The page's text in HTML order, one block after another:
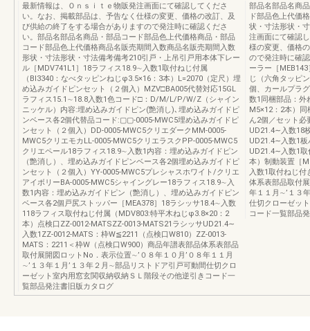
最新情報は、Ｏｎｓｉｔｅ物販発注画面にて確認してくださ
い。なお、掲載部品は、予告なく仕様の変更、価格の改訂、及
び供給の終了をする場合がありますので発注時に確認くださ
い。部品名部品名商品・部品コード部品色上代価格商品・部品
コード部品色上代価格商品名販売期間入数商品名販売期間入数
形状・寸法形状・寸法備考備考210引戸・上吊引戸用本体下レー
ル［MDV741L1］18ラフィス18.9∼入数1取付ねじ付属
（BI3340：なべタッピンねじφ3.5×16：3本）L=2070（定尺）埋
め込みガイドピンセット（２個入）MZV□BA005代替対応15GL
ラフィス15.1∼18.8入数1色コード□：D/M/L/P/W/Z（シャイン
ニッケル）内容:埋め込みガイドピン(艶消し)､埋め込みガイドピ
ンベース各2個代替品コード:▢▢-0005-MWC5埋め込みガイドピ
ンセット（２個入）DD-0005-MWC5クリエダークMM-0005-
MWC5クリエモカLL-0005-MWC5クリエラスクPP-0005-MWC5
クリエペール18ラフィス18.9∼入数1内容：埋め込みガイドピン
（艶消し）、埋め込みガイドピンベース各2個埋め込みガイドピ
ンセット（２個入）YY-0005-MWC5プレシャスホワイト/クリエ
アイボリーBA-0005-MWC5シャイングレー18ラフィス18.9∼入
数1内容：埋め込みガイドピン（艶消し）、埋め込みガイドピン
ベース各2個戸尻ストッパー［MEA378］18ラシッサ18.4∼入数
118ラフィス取付ねじ付属（MDV803:特平木ねじφ3.8×20：2
本）点検口ZZ-0012-MATSZZ-0013-MATS21ラシッサUD21.4∼
入数1ZZ-0012-MATS：枠W≦2211（点検口W810）ZZ-0013-
MATS：2211＜枠W（点検口W900）商品年譜表部品体系表部品
取付展開図ロットNo．表示位置∼’０８年１０月’０８年１１月
∼’１３年１月’１３年２月∼部品リストドア引戸可動間仕切クロ
ーゼット室内用窓玄関収納収納ＳＬ階段その他逆引きコード一
覧部品発注書旧版カタログ
部品名部品名商
ド部品色上代価
状・寸法形状・
注画面にて確認
様の変更、価格
ので発注時に確
ーラー［
じ（六角タッピ
個、カールプラ
数1同梱部品：外
M5×12：2本）
ん2個／セット必
UD21.4∼入数18
UD21.4∼入数1板
UD21.4∼入数1取
本）制動装置［
入数1取付ねじ
体系表部品取付
年１１月∼’１３
仕切クローゼッ
コード一覧部品